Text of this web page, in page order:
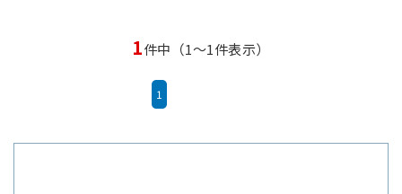
1件中（1～1件表示）
1